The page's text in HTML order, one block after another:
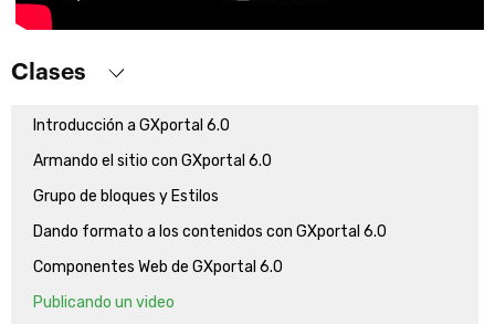
Clases
Introducción a GXportal 6.0
Armando el sitio con GXportal 6.0
Grupo de bloques y Estilos
Dando formato a los contenidos con GXportal 6.0
Componentes Web de GXportal 6.0
Publicando un video